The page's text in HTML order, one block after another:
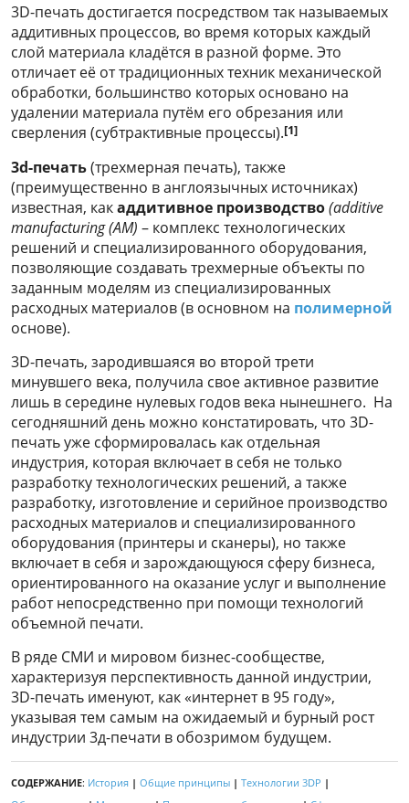
3D-печать достигается посредством так называемых
аддитивных процессов, во время которых каждый
слой материала кладётся в разной форме. Это
отличает её от традиционных техник механической
обработки, большинство которых основано на
удалении материала путём его обрезания или
сверления (субтрактивные процессы).[1]
3d-печать(трехмерная печать), также
(преимущественно в англоязычных источниках)
известная, какаддитивное производство(additive
manufacturing (AM) – комплекс технологических
решений и специализированного оборудования,
позволяющие создавать трехмерные объекты по
заданным моделям из специализированных
расходных материалов (в основном на полимерной
основе).
3D-печать, зародившаяся во второй трети
минувшего века, получила свое активное развитие
лишь в середине нулевых годов века нынешнего. На
сегодняшний день можно констатировать, что 3D-
печать уже сформировалась как отдельная
индустрия, которая включает в себя не только
разработку технологических решений, а также
разработку, изготовление и серийное производство
расходных материалов и специализированного
оборудования (принтеры и сканеры), но также
включает в себя и зарождающуюся сферу бизнеса,
ориентированного на оказание услуг и выполнение
работ непосредственно при помощи технологий
объемной печати.
В ряде СМИ и мировом бизнес-сообществе,
характеризуя перспективность данной индустрии,
3D-печать именуют, как «интернет в 95 году»,
указывая тем самым на ожидаемый и бурный рост
индустрии 3д-печати в обозримом будущем.
СОДЕРЖАНИЕ: История | Общие принципы | Технологии 3DP |